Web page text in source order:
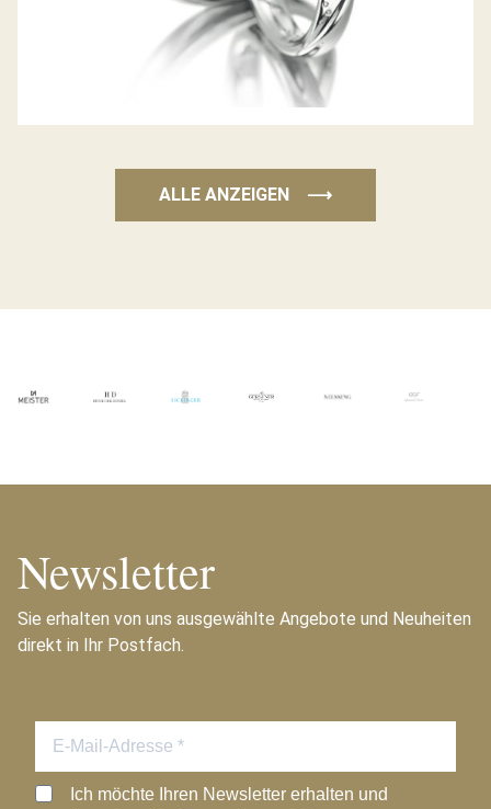
ALLE ANZEIGEN ⟶
Newsletter
Sie erhalten von uns ausgewählte Angebote und Neuheiten
direkt in Ihr Postfach.
Ich möchte Ihren Newsletter erhalten und